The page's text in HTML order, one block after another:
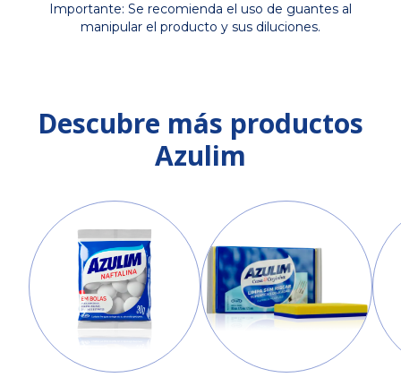
Importante: Se recomienda el uso de guantes al
manipular el producto y sus diluciones.
Descubre más productos
Azulim